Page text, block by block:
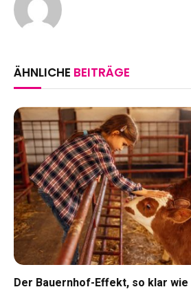
ÄHNLICHE BEITRÄGE
Der Bauernhof-Effekt, so klar